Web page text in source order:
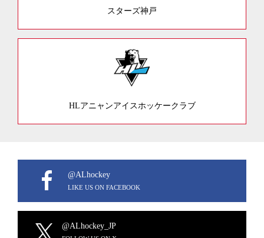
スターズ神戸
HLアニャンアイスホッケークラブ
@ALhockey
LIKE US ON FACEBOOK
@ALhockey_JP